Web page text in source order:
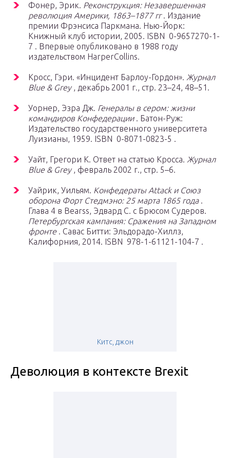
Фонер, Эрик. Реконструкция: Незавершенная
революция Америки, 1863–1877 гг. Издание
премии Фрэнсиса Паркмана. Нью-Йорк:
Книжный клуб истории, 2005. ISBN 0-9657270-1-
7 . Впервые опубликовано в 1988 году
издательством HarperCollins.
Кросс, Гэри. «Инцидент Барлоу-Гордон». Журнал
Blue & Grey, декабрь 2001 г., стр. 23–24, 48–51.
Уорнер, Эзра Дж. Генералы в сером: жизни
командиров Конфедерации. Батон-Руж:
Издательство государственного университета
Луизианы, 1959. ISBN 0-8071-0823-5 .
Уайт, Грегори К. Ответ на статью Кросса. Журнал
Blue & Grey, февраль 2002 г., стр. 5–6.
Уайрик, Уильям. Конфедераты Attack и Союз
оборона Форт Стедмэно: 25 марта 1865 года.
Глава 4 в Bearss, Эдвард С. с Брюсом Судеров.
Петербургская кампания: Сражения на Западном
фронте. Савас Битти: Эльдорадо-Хиллз,
Калифорния, 2014. ISBN 978-1-61121-104-7 .
Китс, джон
Деволюция в контексте Brexit